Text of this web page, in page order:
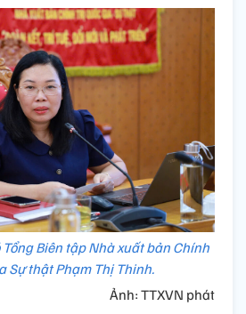
Tổng Biên tập Nhà xuất bản Chính
Sự thật Phạm Thị Thinh.
Ảnh: TTXVN phát